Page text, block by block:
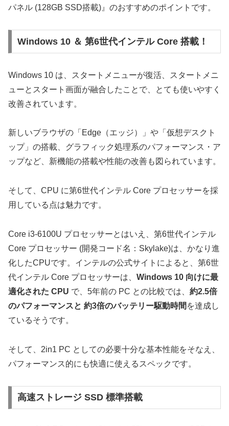
パネル (128GB SSD搭載)』のおすすめのポイントです。
Windows 10 ＆ 第6世代インテル Core 搭載！
Windows 10 は、スタートメニューが復活、スタートメニ
ューとスタート画面が融合したことで、とても使いやすく
改善されています。
新しいブラウザの「Edge（エッジ）」や「仮想デスクト
ップ」の搭載、グラフィック処理系のパフォーマンス・ア
ップなど、新機能の搭載や性能の改善も図られています。
そして、CPU に第6世代インテル Core プロセッサーを採
用している点は魅力です。
Core i3-6100U プロセッサーとはいえ、第6世代インテル
Core プロセッサー (開発コード名：Skylake)は、かなり進
化したCPUです。インテルの公式サイトによると、第6世
代インテル Core プロセッサーは、 Windows 10 向けに最
適化された CPU で、5年前の PC との比較では、 約2.5倍
のパフォーマンスと 約3倍のバッテリー駆動時間 を達成し
ているそうです。
そして、2in1 PC としての必要十分な基本性能をそなえ、
パフォーマンス的にも快適に使えるスペックです。
高速ストレージ SSD 標準搭載